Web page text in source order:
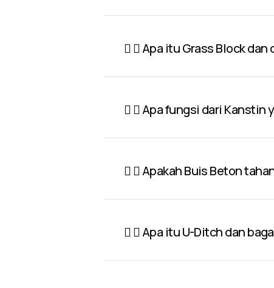
Apa itu Grass Block
Apa fungsi dari Kanstin
Apakah Buis Beton
Apa itu U-Ditch dan